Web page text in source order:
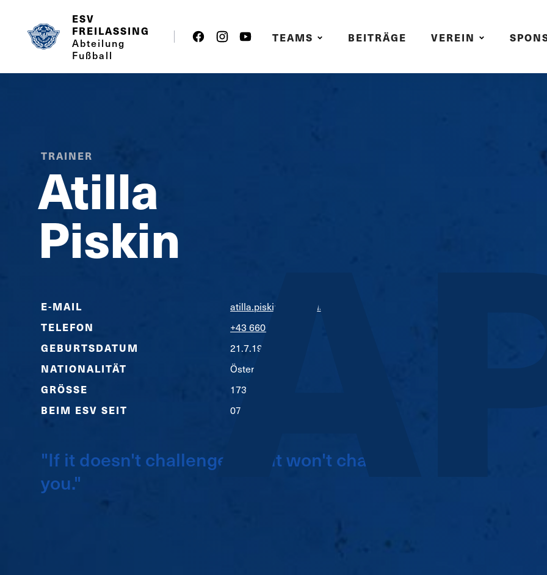
ESV
FREILASSING
Abteilung
Fußball
TEAMS BEITRÄGE VEREIN
TRAINER
Atilla
Piskin
E-MAIL
atilla.piskin@ap-skills.at
TELEFON
+43 660 6554095
GEBURTSDATUM
21.7.1977
NATIONALITÄT
Österreichisch
GRÖSSE
173
BEIM ESV SEIT
07/2019
"If it doesn't challenge you, it won't change
you."